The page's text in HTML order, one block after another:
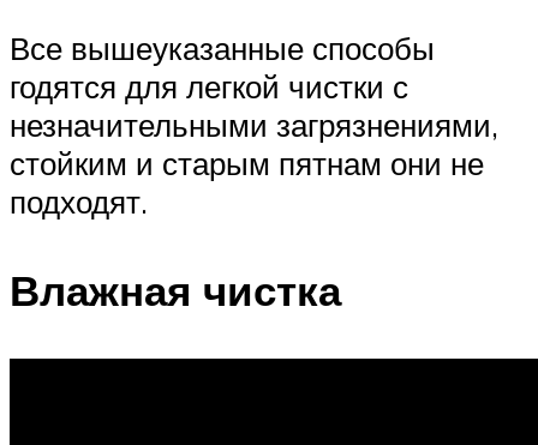
Все вышеуказанные способы
годятся для легкой чистки с
незначительными загрязнениями,
стойким и старым пятнам они не
подходят.
Влажная чистка